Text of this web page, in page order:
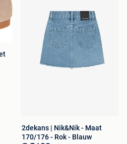
2dekans | Nik&Nik - Maat
170/176 - Rok - Blauw